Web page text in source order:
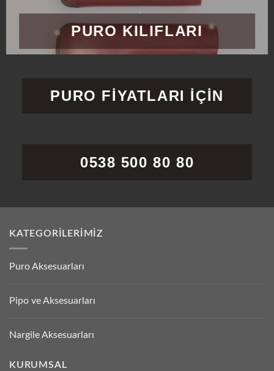
PURO KILIFLARI
PURO FİYATLARI İÇİN
0538 500 80 80
KATEGORILERIMIZ
Puro Aksesuarları
Pipo ve Aksesuarları
Nargile Aksesuarları
KURUMSAL